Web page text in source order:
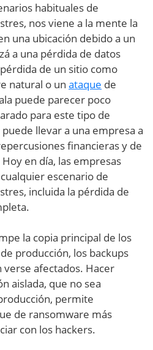
habituales de
nos viene a la mente la
una ubicación debido a un
a una pérdida de datos
de un sitio como
natural o un ataque de
puede parecer poco
para este tipo de
llevar a una empresa a
financieras y de
en día, las empresas
escenario de
incluida la pérdida de
la copia principal de los
producción, los backups
afectados. Hacer
aislada, que no sea
permite
de ransomware más
con los hackers.